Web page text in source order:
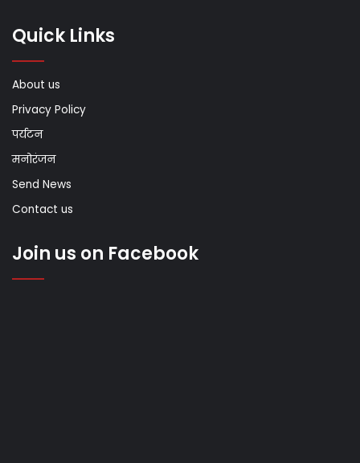
Quick Links
About us
Privacy Policy
पर्यटन
मनोरंजन
Send News
Contact us
Join us on Facebook